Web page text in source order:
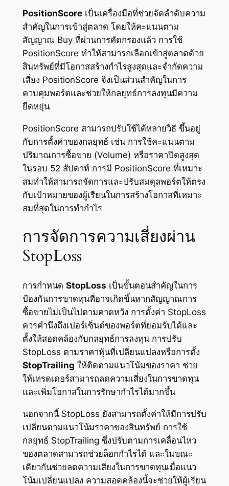
PositionScoreเป็นเครื่องมือที่ช่วยจัดลำดับความ
สำคัญในการเข้าสู่ตลาด โดยให้คะแนนตาม
สัญญาณ Buy ที่ผ่านการคัดกรองแล้ว การใช้
PositionScore ทำให้สามารถเลือกเข้าสู่ตลาดด้วย
สินทรัพย์ที่มีโอกาสสร้างกำไรสูงสุดและจำกัดความ
เสี่ยง PositionScore จึงเป็นส่วนสำคัญในการ
ควบคุมพอร์ตและช่วยให้กลยุทธ์การลงทุนมีความ
ยืดหยุ่น
PositionScore สามารถปรับใช้ได้หลายวิธี ขึ้นอยู่
กับการตั้งค่าของกลยุทธ์ เช่น การใช้คะแนนตาม
ปริมาณการซื้อขาย (Volume) หรือราคาปิดสูงสุด
ในรอบ 52 สัปดาห์ การมี PositionScore ที่เหมาะ
สมทำให้สามารถจัดการและปรับสมดุลพอร์ตให้ตรง
กับเป้าหมายของผู้เรียนในการสร้างโอกาสที่เหมาะ
สมที่สุดในการทำกำไร
การจัดการความเสี่ยงผ่าน
StopLoss
การกำหนด StopLoss เป็นขั้นตอนสำคัญในการ
ป้องกันการขาดทุนที่อาจเกิดขึ้นหากสัญญาณการ
ซื้อขายไม่เป็นไปตามคาดหวัง การตั้งค่า StopLoss
ควรคำนึงถึงเปอร์เซ็นต์ของพอร์ตที่ยอมรับได้และ
ตั้งให้สอดคล้องกับกลยุทธ์การลงทุน การปรับ
StopLoss ตามราคาหุ้นที่เปลี่ยนแปลงหรือการตั้ง
StopTrailing ให้ติดตามแนวโน้มของราคา ช่วย
ให้เทรดเดอร์สามารถลดความเสี่ยงในการขาดทุน
และเพิ่มโอกาสในการรักษากำไรได้มากขึ้น
นอกจากนี้ StopLoss ยังสามารถตั้งค่าให้มีการปรับ
เปลี่ยนตามแนวโน้มราคาของสินทรัพย์ การใช้
กลยุทธ์ StopTrailing ซึ่งปรับตามการเคลื่อนไหว
ของตลาดสามารถช่วยล็อกกำไรได้ และในขณะ
เดียวกันช่วยลดความเสี่ยงในการขาดทุนเมื่อแนว
โน้มเปลี่ยนแปลง ความสอดคล้องนี้จะช่วยให้ผู้เรียน